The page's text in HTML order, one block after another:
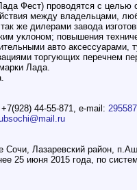
Фест) проводятся с целью
между владельцами,
же дилерами завода
уклоном; повышения
авто аксессуарами,
торгующих перечнем
Лада.
44-55-871, e-mail:
Сочи, Лазаревский район,
25 июня 2015 года, по